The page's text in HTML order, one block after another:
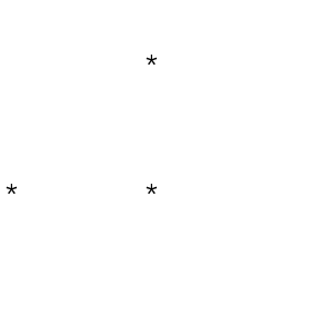
*
* *